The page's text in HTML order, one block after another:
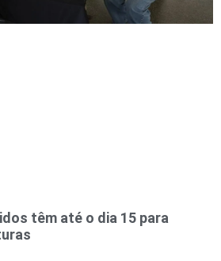
têm até o dia 15 para